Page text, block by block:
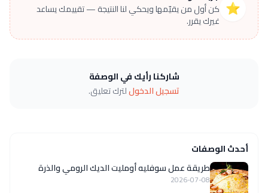
⭐ كن أول من يقيّمها ويحكي لنا النتيجة — تقييمك يساعد
غيرك يقرر.
شاركنا رأيك في الوصفة
تسجيل الدخوللترك تعليق.
أحدث الوصفات
طريقة عمل سوفليه أومليت الديك الرومي والذرة
2026-07-08